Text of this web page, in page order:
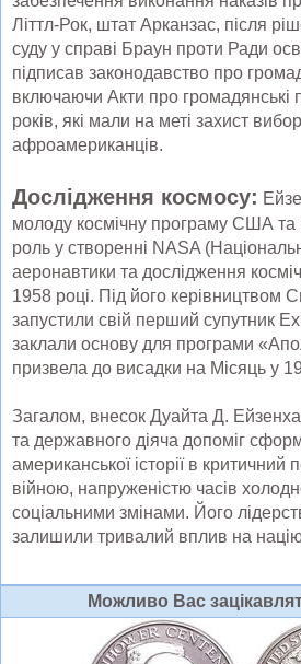
Літтл-Рок, штат Арканзас, після
суду у справі Браун проти Ради
підписав законодавство про
включаючи Акти про громадянські
років, які мали на меті захист
афроамериканців.
Дослідження космосу:
молоду космічну програму США та
роль у створенні NASA
аеронавтики та дослідження
1958 році. Під його керівництвом
запустили свій перший супутник
заклали основу для програми
призвела до висадки на Місяць у
Загалом, внесок Дуайта Д.
та державного діяча допоміг
американської історії в критичний
війною, напруженістю часів
соціальними змінами. Його
залишили тривалий вплив на націю
Можливо Вас